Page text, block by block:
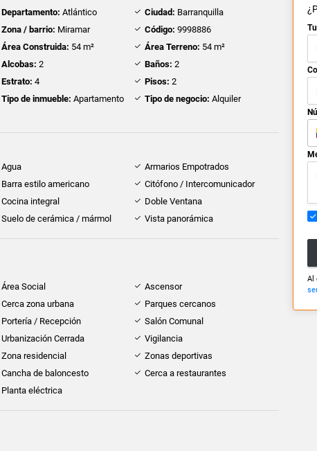
Departamento: Atlántico Ciudad: Barranquilla
Zona / barrio: Miramar Código: 9998886
Área Construida: 54 m² Área Terreno: 54 m²
Alcobas: 2 Baños: 2
Estrato: 4 Pisos: 2
Tipo de inmueble: Apartamento Tipo de negocio: Alquiler
Agua
Armarios Empotrados
Barra estilo americano
Citófono / Intercomunicador
Cocina integral
Doble Ventana
Suelo de cerámica / mármol Vista panorámica
Área Social
Ascensor
Cerca zona urbana
Parques cercanos
Portería / Recepción
Salón Comunal
Urbanización Cerrada
Vigilancia
Zona residencial
Zonas deportivas
Cancha de baloncesto
Cerca a restaurantes
Planta eléctrica
Al